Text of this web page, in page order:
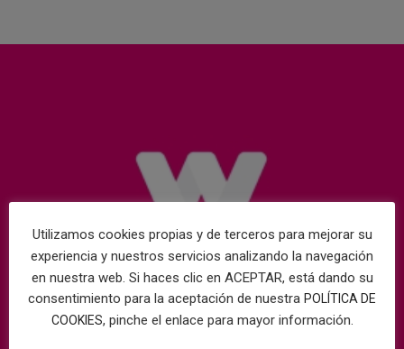
Utilizamos cookies propias y de terceros para mejorar su
experiencia y nuestros servicios analizando la navegación
en nuestra web. Si haces clic en ACEPTAR, está dando su
consentimiento para la aceptación de nuestra POLÍTICA DE
COOKIES, pinche el enlace para mayor información.